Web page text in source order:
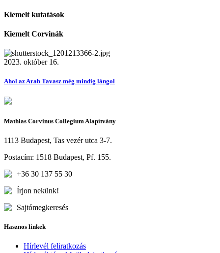
Kiemelt kutatások
Kiemelt Corvinák
2023. október 16.
Ahol az Arab Tavasz még mindig lángol
Mathias Corvinus Collegium Alapítvány
1113 Budapest, Tas vezér utca 3-7.
Postacím: 1518 Budapest, Pf. 155.
+36 30 137 55 30
Írjon nekünk!
Sajtómegkeresés
Hasznos linkek
Hírlevél feliratkozás